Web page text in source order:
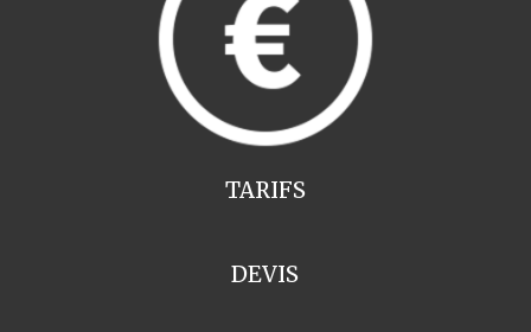
TARIFS
DEVIS